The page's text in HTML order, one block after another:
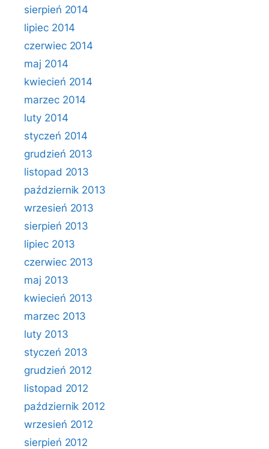
sierpień 2014
lipiec 2014
czerwiec 2014
maj 2014
kwiecień 2014
marzec 2014
luty 2014
styczeń 2014
grudzień 2013
listopad 2013
październik 2013
wrzesień 2013
sierpień 2013
lipiec 2013
czerwiec 2013
maj 2013
kwiecień 2013
marzec 2013
luty 2013
styczeń 2013
grudzień 2012
listopad 2012
październik 2012
wrzesień 2012
sierpień 2012